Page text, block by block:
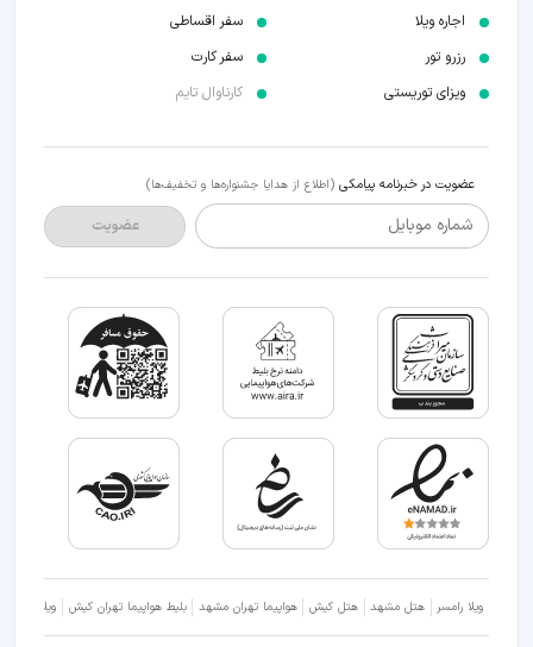
اجاره ویلا
رزرو تور
ویزای توریستی
سفر اقساطی
سفر کارت
کارناوال تایم
عضویت در خبرنامه پیامکی (اطلاع از هدایا جشنواره‌ها و تخفیف‌ها)
شماره موبایل عضویت
ویلا رامسر هتل مشهد هتل کیش هواپیما تهران مشهد بلیط هواپیما تهران کیش ویلا شمال